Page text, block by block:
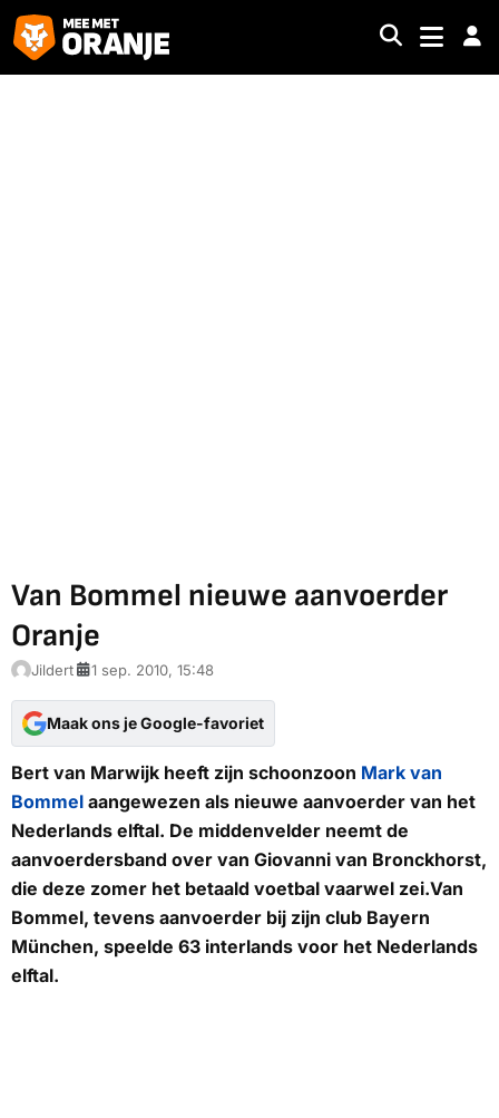
Van Bommel nieuwe aanvoerder
Oranje
Jildert 1 sep. 2010, 15:48
Maak ons je Google-favoriet
Bert van Marwijk heeft zijn schoonzoon Mark van
Bommel aangewezen als nieuwe aanvoerder van het
Nederlands elftal. De middenvelder neemt de
aanvoerdersband over van Giovanni van Bronckhorst,
die deze zomer het betaald voetbal vaarwel zei.Van
Bommel, tevens aanvoerder bij zijn club Bayern
München, speelde 63 interlands voor het Nederlands
elftal.